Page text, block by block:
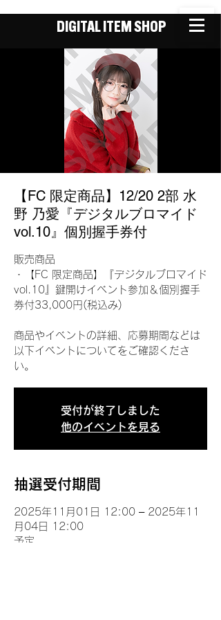
DIGITAL ITEM SHOP
【FC 限定商品】12/20 2部 水
野 乃愛『デジタルブロマイド
vol.10』個別握手券付
販売商品
・【FC 限定商品】『デジタルブロマイド
vol.10』鍵開けイベント参加＆個別握手
券付33,000円(税込み)
商品やイベントの詳細、応募期間などは
以下イベントについてをご確認くださ
い。
受付が終了しました
他のイベントを見る
抽選受付期間
2025年11月01日 12:00 – 2025年11
月04日 12:00
予定